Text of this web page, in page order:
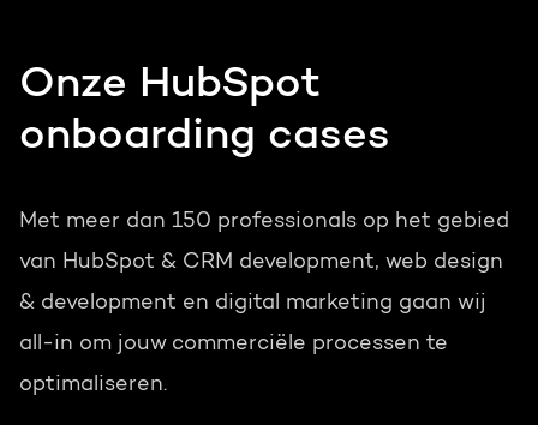
Onze HubSpot
onboarding cases
Met meer dan 150 professionals op het gebied
van HubSpot & CRM development, web design
& development en digital marketing gaan wij
all-in om jouw commerciële processen te
optimaliseren.